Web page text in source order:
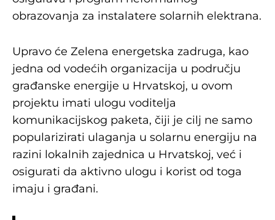
obrazovanja za instalatere solarnih elektrana.
Upravo će Zelena energetska zadruga, kao
jedna od vodećih organizacija u području
građanske energije u Hrvatskoj, u ovom
projektu imati ulogu voditelja
komunikacijskog paketa, čiji je cilj ne samo
popularizirati ulaganja u solarnu energiju na
razini lokalnih zajednica u Hrvatskoj, već i
osigurati da aktivno ulogu i korist od toga
imaju i građani.